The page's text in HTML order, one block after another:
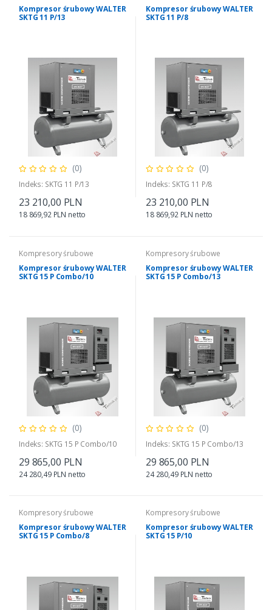
Kompresor śrubowy WALTER
SKTG 11 P/13
(0)
Indeks: SKTG 11 P/13
23 210,00 PLN
18 869,92 PLN netto
Kompresor śrubowy WALTER
SKTG 11 P/8
(0)
Indeks: SKTG 11 P/8
23 210,00 PLN
18 869,92 PLN netto
Kompresory śrubowe
Kompresor śrubowy WALTER
SKTG 15 P Combo/10
(0)
Indeks: SKTG 15 P Combo/10
29 865,00 PLN
24 280,49 PLN netto
Kompresory śrubowe
Kompresor śrubowy WALTER
SKTG 15 P Combo/13
(0)
Indeks: SKTG 15 P Combo/13
29 865,00 PLN
24 280,49 PLN netto
Kompresory śrubowe
Kompresor śrubowy WALTER
SKTG 15 P Combo/8
Kompresory śrubowe
Kompresor śrubowy WALTER
SKTG 15 P/10